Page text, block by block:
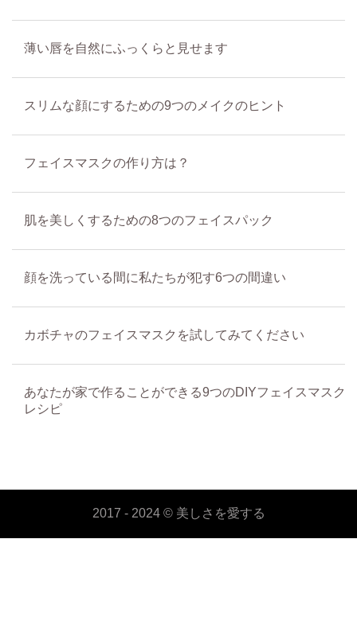
薄い唇を自然にふっくらと見せます
スリムな顔にするための9つのメイクのヒント
フェイスマスクの作り方は？
肌を美しくするための8つのフェイスパック
顔を洗っている間に私たちが犯す6つの間違い
カボチャのフェイスマスクを試してみてください
あなたが家で作ることができる9つのDIYフェイスマスク
レシピ
2017 - 2024 © 美しさを愛する